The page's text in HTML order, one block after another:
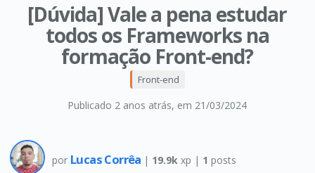
[Dúvida] Vale a pena estudar
todos os Frameworks na
formação Front-end?
Publicado 2 anos atrás, em 21/03/2024
Front-end
por Lucas Corrêa | 19.9k xp | 1 posts